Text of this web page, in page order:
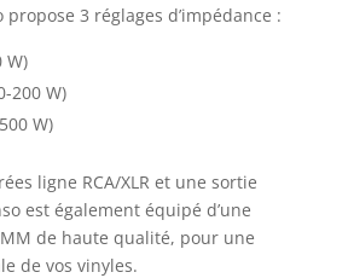
propose 3 réglages d’impédance :
W)
200 W)
W)
ligne RCA/XLR et une sortie
est également équipé d’une
de haute qualité, pour une
de vos vinyles.